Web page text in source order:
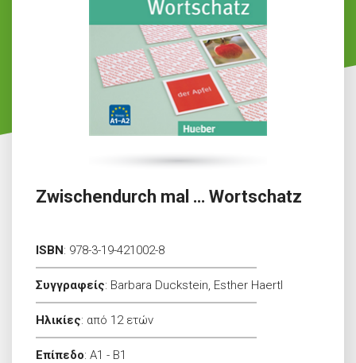
Zwischendurch mal … Wortschatz
ISBN: 978-3-19-421002-8
Συγγραφείς: Barbara Duckstein, Esther Haertl
Ηλικίες: από 12 ετών
Επίπεδο: A1 - B1